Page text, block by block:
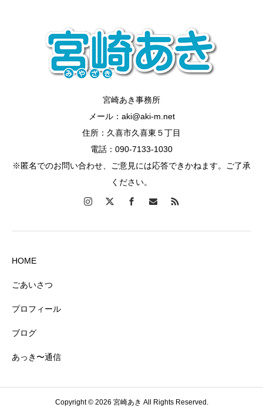
宮崎あき事務所
メール：aki@aki-m.net
住所：久喜市久喜東５丁目
電話：090-7133-1030
※匿名でのお問い合わせ、ご意見には応答できかねます。ご了承
ください。
HOME
ごあいさつ
プロフィール
ブログ
あっき〜通信
Copyright © 2026 宮崎あき All Rights Reserved.